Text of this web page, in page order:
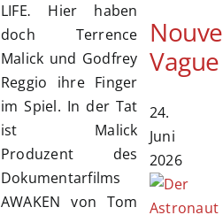
LIFE. Hier haben
doch Terrence
Malick und Godfrey
Reggio ihre Finger
im Spiel. In der Tat
ist Malick
Produzent des
Dokumentarfilms
AWAKEN von Tom
Vague
24.
Juni
2026